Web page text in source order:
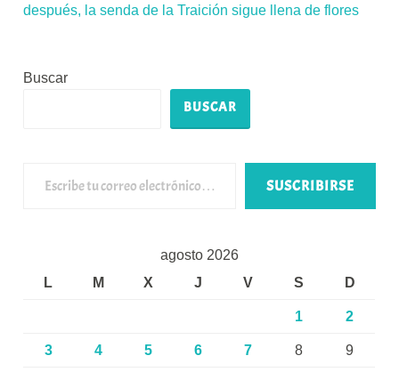
después, la senda de la Traición sigue llena de flores
Buscar
BUSCAR
SUSCRIBIRSE
agosto 2026
L
M X J V S D
1 2
3 4 5 6 7 8 9